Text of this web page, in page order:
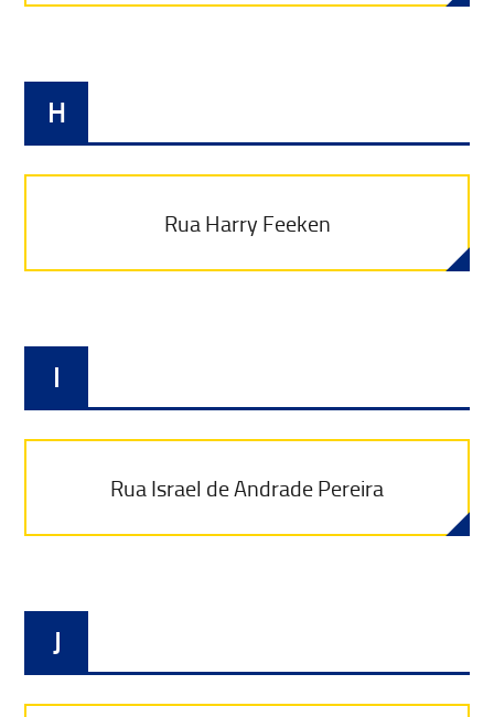
H
Rua Harry Feeken
I
Rua Israel de Andrade Pereira
J